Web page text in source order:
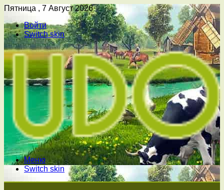
Пятница , 7 Август 2026
Войти
Switch skin
Меню
Switch skin